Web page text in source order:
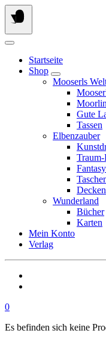
Springe
zum
Inhalt
Startseite
Shop
Mooserls
Gute
Tassen
Elbenzauber
Decken
Wunderland
Bücher
Karten
Mein Konto
Verlag
0
Es befinden sich keine